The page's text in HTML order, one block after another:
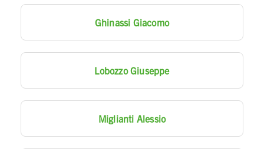
Ghinassi Giacomo
Lobozzo Giuseppe
Miglianti Alessio